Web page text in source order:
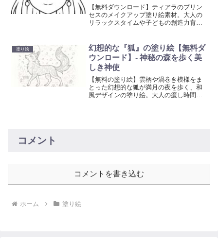
【無料ダウンロード】ティアラのプリン
セスのメイクアップ塗り絵素材。大人の
リラックスタイムや子どもの創造力育成
塗り絵
幻想的な『狐』の塗り絵【無料ダ
ウンロード】- 神秘の森を歩く美
しき神使
【無料の塗り絵】雲柄や渦巻き模様をま
とった幻想的な狐が満月の夜を歩く、和
風デザインの塗り絵。大人の癒し時間に
コメント
コメントを書き込む
ホーム 塗り絵